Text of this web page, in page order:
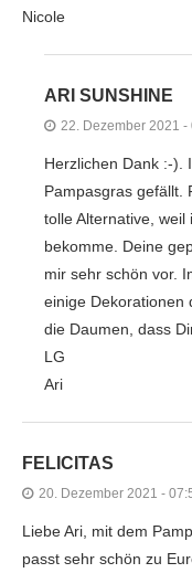
Nicole
ARI SUNSHINE
22. Dezember 2021 -
Herzlichen Dank :-).
Pampasgras gefällt.
tolle Alternative,
bekomme. Deine
mir sehr schön vor.
einige Dekorationen
die Daumen, dass
LG
Ari
FELICITAS
20. Dezember 2021 -
Liebe Ari, mit dem
passt sehr schön zu